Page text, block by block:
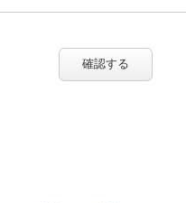
確認する